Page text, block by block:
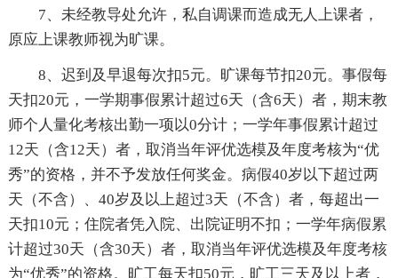
7、未经教导处允许，私自调课而造成无人上课者，
原应上课教师视为旷课。
8、迟到及早退每次扣5元。旷课每节扣20元。事假每
天扣20元，一学期事假累计超过6天（含6天）者，期末教
师个人量化考核出勤一项以0分计；一学年事假累计超过
12天（含12天）者，取消当年评优选模及年度考核为“优
秀”的资格，并不予发放任何奖金。病假40岁以下超过两
天（不含）、40岁及以上超过3天（不含）者，每超出一
天扣10元；住院者凭入院、出院证明不扣；一学年病假累
计超过30天（含30天）者，取消当年评优选模及年度考核
为“优秀”的资格。旷工每天扣50元，旷工三天及以上者，